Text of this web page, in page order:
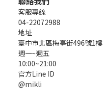
客服專線
04-22072988
地址
臺中市北區梅亭街496號1樓
週一~週五
10:00~21:00
官方Line ID
@mikli